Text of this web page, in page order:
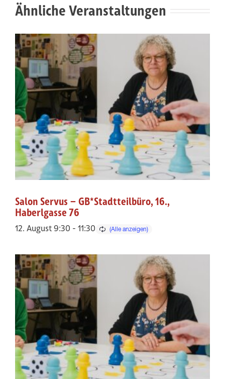
Ähnliche Veranstaltungen
Salon Servus – GB*Stadtteilbüro, 16.,
Haberlgasse 76
12. August 9:30 - 11:30